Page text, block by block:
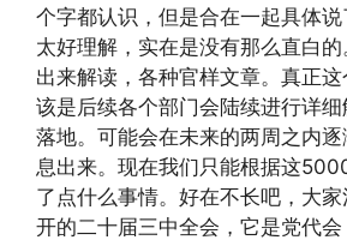
个字都认识，但是合在一起具体
太好理解，实在是没有那么直白
出来解读，各种官样文章。真正
该是后续各个部门会陆续进行详
落地。可能会在未来的两周之内
息出来。现在我们只能根据这
了点什么事情。好在不长吧，大
开的二十届三中全会，它是党代会